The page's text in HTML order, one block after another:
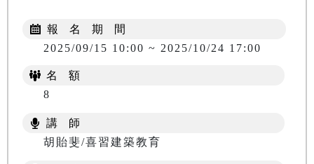
報 名 期 間
2025/09/15 10:00 ~ 2025/10/24 17:00
名 額
8
講 師
胡貽斐/喜習建築教育